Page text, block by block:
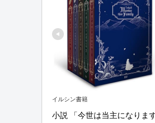
イルシン書籍
小説 「今世は当主になりま